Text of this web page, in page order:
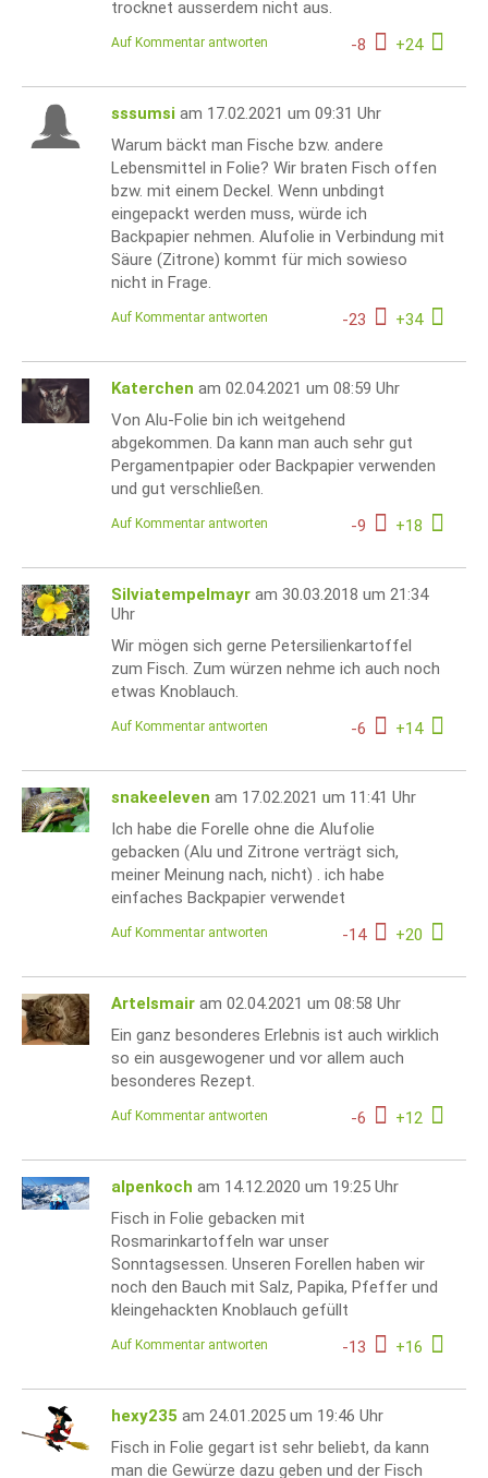
trocknet ausserdem nicht aus.
-8 +24
Auf Kommentar antworten
sssumsi am 17.02.2021 um 09:31 Uhr
Warum bäckt man Fische bzw. andere
Lebensmittel in Folie? Wir braten Fisch offen
bzw. mit einem Deckel. Wenn unbdingt
eingepackt werden muss, würde ich
Backpapier nehmen. Alufolie in Verbindung mit
Säure (Zitrone) kommt für mich sowieso
nicht in Frage.
-23 +34
Auf Kommentar antworten
Katerchen am 02.04.2021 um 08:59 Uhr
Von Alu-Folie bin ich weitgehend
abgekommen. Da kann man auch sehr gut
Pergamentpapier oder Backpapier verwenden
und gut verschließen.
-9 +18
Auf Kommentar antworten
Silviatempelmayr am 30.03.2018 um 21:34
Uhr
Wir mögen sich gerne Petersilienkartoffel
zum Fisch. Zum würzen nehme ich auch noch
etwas Knoblauch.
-6 +14
Auf Kommentar antworten
snakeeleven am 17.02.2021 um 11:41 Uhr
Ich habe die Forelle ohne die Alufolie
gebacken (Alu und Zitrone verträgt sich,
meiner Meinung nach, nicht) . ich habe
einfaches Backpapier verwendet
-14 +20
Auf Kommentar antworten
Artelsmair am 02.04.2021 um 08:58 Uhr
Ein ganz besonderes Erlebnis ist auch wirklich
so ein ausgewogener und vor allem auch
besonderes Rezept.
-6 +12
Auf Kommentar antworten
alpenkoch am 14.12.2020 um 19:25 Uhr
Fisch in Folie gebacken mit
Rosmarinkartoffeln war unser
Sonntagsessen. Unseren Forellen haben wir
noch den Bauch mit Salz, Papika, Pfeffer und
kleingehackten Knoblauch gefüllt
-13 +16
Auf Kommentar antworten
hexy235 am 24.01.2025 um 19:46 Uhr
Fisch in Folie gegart ist sehr beliebt, da kann
man die Gewürze dazu geben und der Fisch